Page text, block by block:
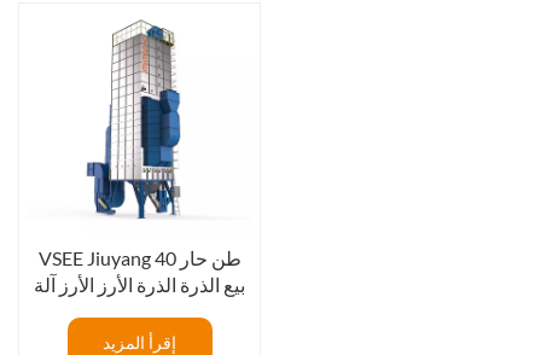
VSEE Jiuyang 40 طن حار
بيع الذرة الذرة الأرز الأرز آلة
إقرأ المزيد